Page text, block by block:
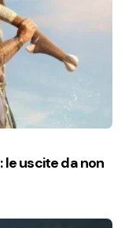
le uscite da non